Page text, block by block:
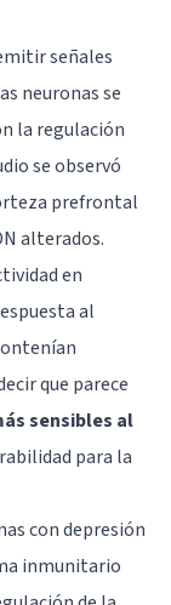
señales
neuronas se
la regulación
se observó
prefrontal
alterados.
en
al
que parece
sensibles al
para la
con depresión
inmunitario